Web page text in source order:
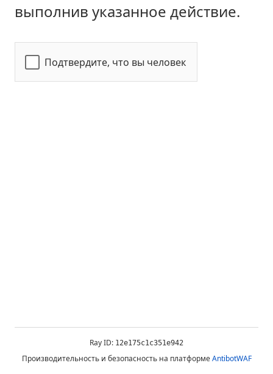
выполнив указанное действие.
Подтвердите, что вы человек
Ray ID: 12e175c1c351e942
Производительность и безопасность на платформеAntibotWAF